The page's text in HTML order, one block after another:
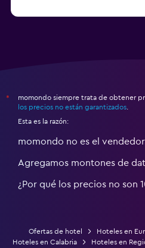
*
momondo siempre trata de obtener
los precios no están garantizados
Esta es la razón:
momondo no es el
Agregamos montones de
¿Por qué los precios no son
Ofertas de hotel Hoteles en
Hoteles en Calabria
Hoteles en